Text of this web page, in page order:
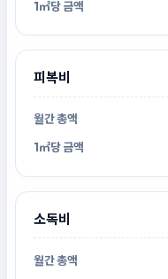
피복비
소독비